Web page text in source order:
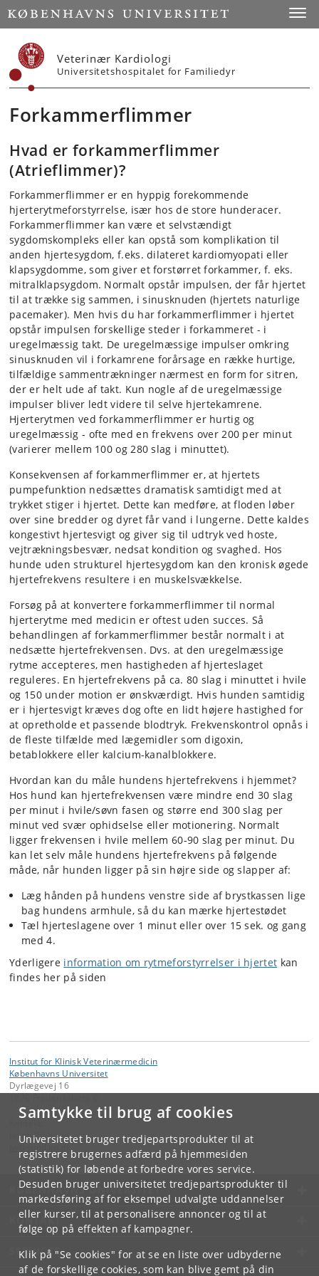
Samtykke til brug af cookies
Universitetet bruger tredjepartsprodukter til at
registrere brugernes adfærd på hjemmesiden
(statistik) for løbende at forbedre vores service.
Desuden bruger universitetet tredjepartsprodukter til
markedsføring af for eksempel udvalgte uddannelser
eller kurser, til at personalisere annoncer og til at
følge op på effekten af kampagner.
Klik på "Se cookies" for at se en liste over udbyderne
af de forskellige cookies, som kan blive gemt på din
Start
Veterinær Kardiologi
Universitetshospitalet for Familiedyr
Forkammerflimmer
Hvad er forkammerflimmer
(Atrieflimmer)?
Forkammerflimmer er en hyppig forekommende
hjerterytmeforstyrrelse, især hos de store hunderacer.
Forkammerflimmer kan være et selvstændigt
sygdomskompleks eller kan opstå som komplikation til
anden hjertesygdom, f.eks. dilateret kardiomyopati eller
klapsygdomme, som giver et forstørret forkammer, f. eks.
mitralklapsygdom. Normalt opstår impulsen, der får hjertet
til at trække sig sammen, i sinusknuden (hjertets naturlige
pacemaker). Men hvis du har forkammerflimmer i hjertet
opstår impulsen forskellige steder i forkammeret - i
uregelmæssig takt. De uregelmæssige impulser omkring
sinusknuden vil i forkamrene forårsage en række hurtige,
tilfældige sammentrækninger nærmest en form for sitren,
der er helt ude af takt. Kun nogle af de uregelmæssige
impulser bliver ledt videre til selve hjertekamrene.
Hjerterytmen ved forkammerflimmer er hurtig og
uregelmæssig - ofte med en frekvens over 200 per minut
(varierer mellem 100 og 280 slag i minuttet).
Konsekvensen af forkammerflimmer er, at hjertets
pumpefunktion nedsættes dramatisk samtidigt med at
trykket stiger i hjertet. Dette kan medføre, at floden løber
over sine bredder og dyret får vand i lungerne. Dette kaldes
kongestivt hjertesvigt og giver sig til udtryk ved hoste,
vejtrækningsbesvær, nedsat kondition og svaghed. Hos
hunde uden strukturel hjertesygdom kan den kronisk øgede
hjertefrekvens resultere i en muskelsvækkelse.
Forsøg på at konvertere forkammerflimmer til normal
hjerterytme med medicin er oftest uden succes. Så
behandlingen af forkammerflimmer består normalt i at
nedsætte hjertefrekvensen. Dvs. at den uregelmæssige
rytme accepteres, men hastigheden af hjerteslaget
reguleres. En hjertefrekvens på ca. 80 slag i minuttet i hvile
og 150 under motion er ønskværdigt. Hvis hunden samtidig
er i hjertesvigt kræves dog ofte en lidt højere hastighed for
at opretholde et passende blodtryk. Frekvenskontrol opnås i
de fleste tilfælde med lægemidler som digoxin,
betablokkere eller kalcium-kanalblokkere.
Hvordan kan du måle hundens hjertefrekvens i hjemmet?
Hos hund kan hjertefrekvensen være mindre end 30 slag
per minut i hvile/søvn fasen og større end 300 slag per
minut ved svær ophidselse eller motionering. Normalt
ligger frekvensen i hvile mellem 60-90 slag per minut. Du
kan let selv måle hundens hjertefrekvens på følgende
måde, når hunden ligger på sin højre side og slapper af:
Læg hånden på hundens venstre side af brystkassen lige
bag hundens armhule, så du kan mærke hjertestødet
Tæl hjerteslagene over 1 minut eller over 15 sek. og gang
med 4.
Yderligere information om rytmeforstyrrelser i hjertet kan
findes her på siden
Institut for Klinisk Veterinærmedicin
Københavns Universitet
Dyrlægevej 16
Jakob Willesen
KØBENHAVNS UNIVERSITET
KONTAKT
SERVICES